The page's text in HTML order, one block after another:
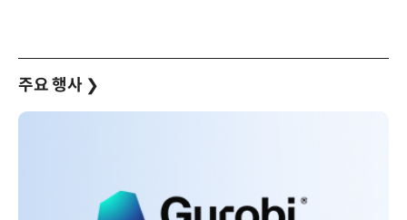
주요 행사 ❯